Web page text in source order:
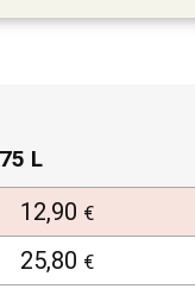
L
12,90 €
25,80 €